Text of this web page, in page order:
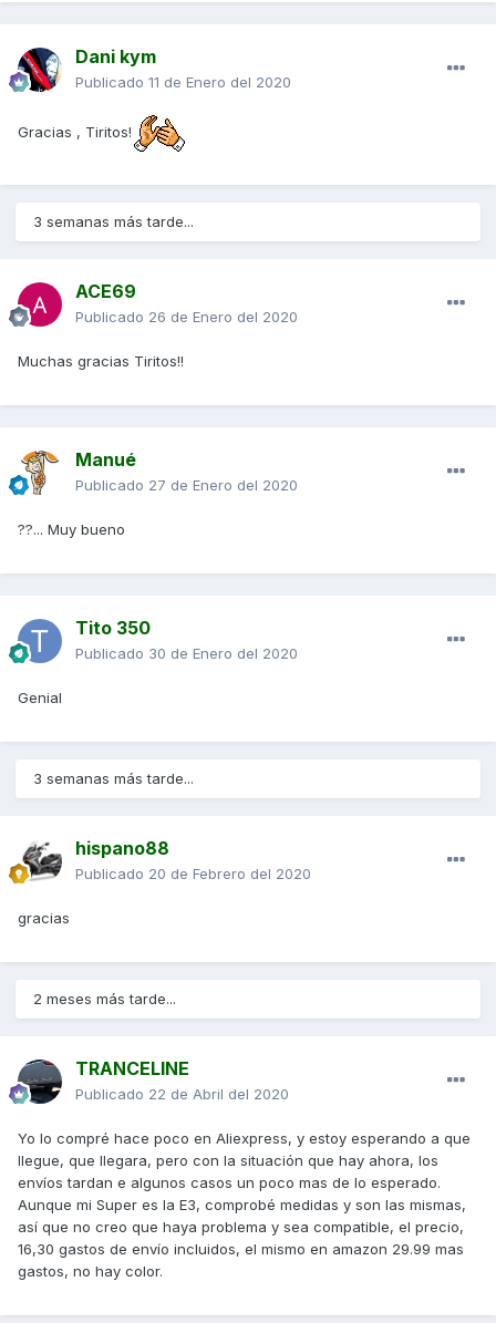
Dani kym
Publicado 11 de Enero del 2020
Gracias , Tiritos!
3 semanas más tarde...
ACE69
Publicado 26 de Enero del 2020
Muchas gracias Tiritos!!
Manué
Publicado 27 de Enero del 2020
??... Muy bueno
Tito 350
Publicado 30 de Enero del 2020
Genial
3 semanas más tarde...
hispano88
Publicado 20 de Febrero del 2020
gracias
2 meses más tarde...
TRANCELINE
Publicado 22 de Abril del 2020
Yo lo compré hace poco en Aliexpress, y estoy esperando a que
llegue, que llegara, pero con la situación que hay ahora, los
envíos tardan e algunos casos un poco mas de lo esperado.
Aunque mi Super es la E3, comprobé medidas y son las mismas,
así que no creo que haya problema y sea compatible, el precio,
16,30 gastos de envío incluidos, el mismo en amazon 29.99 mas
gastos, no hay color.